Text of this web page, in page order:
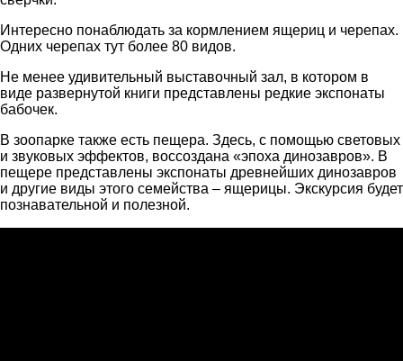
Интересно понаблюдать за кормлением ящериц и черепах.
Одних черепах тут более 80 видов.
Не менее удивительный выставочный зал, в котором в
виде развернутой книги представлены редкие экспонаты
бабочек.
В зоопарке также есть пещера. Здесь, с помощью световых
и звуковых эффектов, воссоздана «эпоха динозавров». В
пещере представлены экспонаты древнейших динозавров
и другие виды этого семейства – ящерицы. Экскурсия будет
познавательной и полезной.